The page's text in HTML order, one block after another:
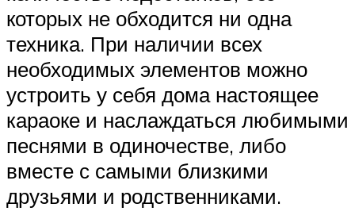
которых не обходится ни одна
техника. При наличии всех
необходимых элементов можно
устроить у себя дома настоящее
караоке и наслаждаться любимыми
песнями в одиночестве, либо
вместе с самыми близкими
друзьями и родственниками.